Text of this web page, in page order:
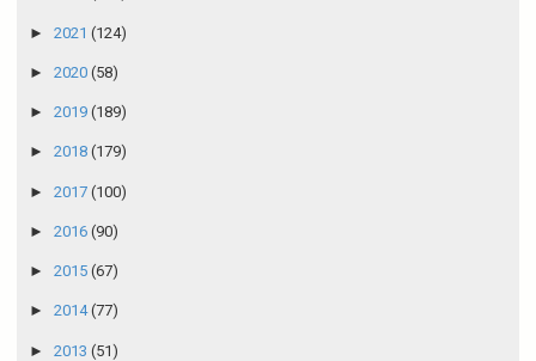
► 2021 (124)
► 2020 (58)
► 2019 (189)
► 2018 (179)
► 2017 (100)
► 2016 (90)
► 2015 (67)
► 2014(77)
► 2013 (51)